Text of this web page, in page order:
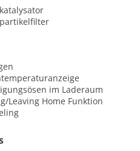
im Laderaum
Leaving Home Funktion